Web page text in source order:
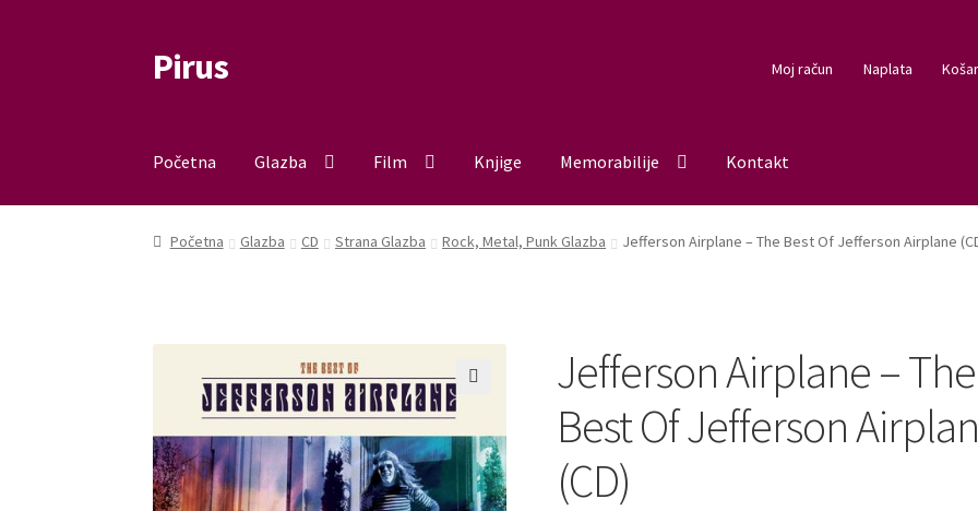
Preskoči
na
Skoči
do
Pirus Moj račun Naplata
Početna Glazba Film Knjige Memorabilije Kontakt
Početna Glazba CD Strana Glazba Rock, Metal, Punk Glazba Jefferson Airplane ‎– The Best Of Jefferson Airplane
Jefferson Airplane ‎– The
Best Of Jefferson
(CD)